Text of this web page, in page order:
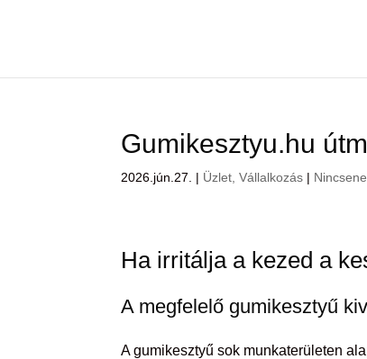
Gumikesztyu.hu
2026.jún.27. | Üzlet, Vállalkozás |
Ha irritálja a kezed a
A megfelelő gumikesztyű
A gumikesztyű sok munkaterületen